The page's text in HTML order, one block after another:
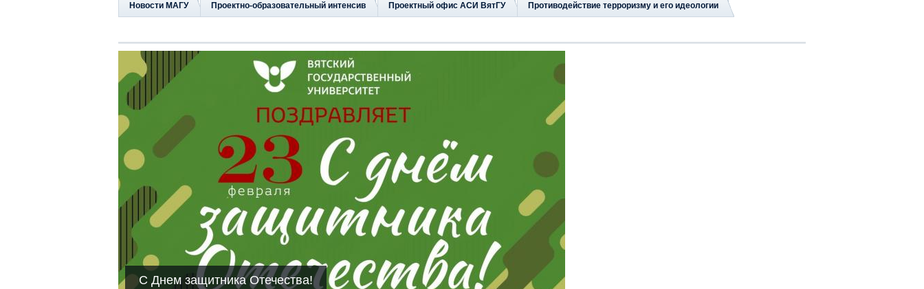
Новости МАГУ Проектно-образовательный интенсив Проектный офис АСИ ВятГУ Противодействие терроризму и его идеологии
С Днем защитника Отечества!